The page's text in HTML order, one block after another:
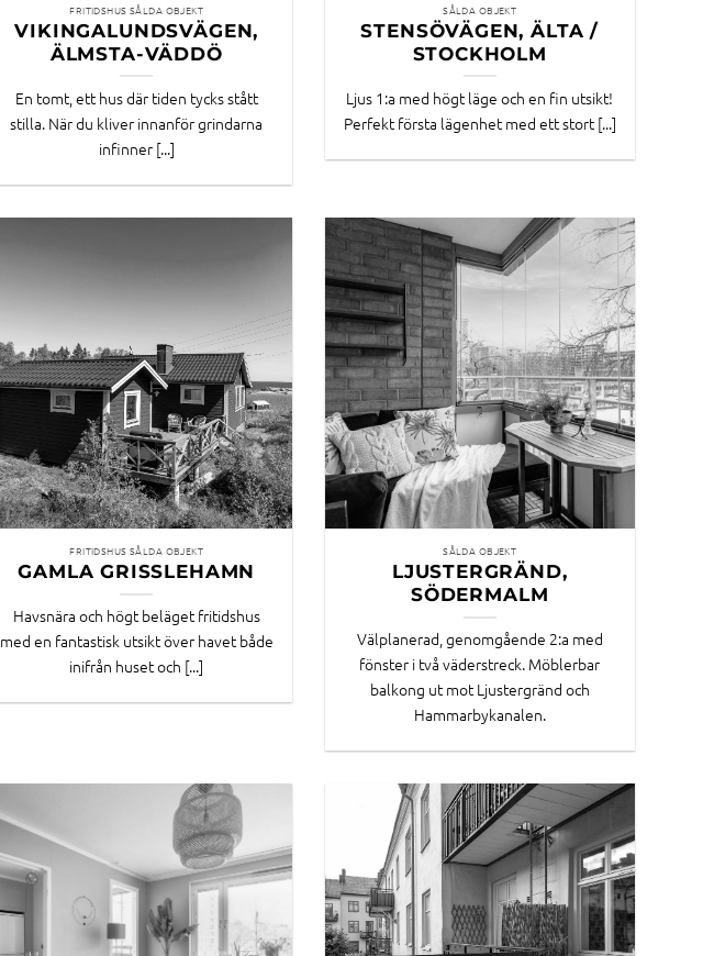
FRITIDSHUS SÅLDA OBJEKT
VIKINGALUNDSVÄGEN,
ÄLMSTA-VÄDDÖ
En tomt, ett hus där tiden tycks stått
stilla. När du kliver innanför grindarna
infinner [...]
SÅLDA OBJEKT
STENSÖVÄGEN, ÄLTA /
STOCKHOLM
Ljus 1:a med högt läge och en fin utsikt!
Perfekt första lägenhet med ett stort [...]
FRITIDSHUS SÅLDA OBJEKT
GAMLA GRISSLEHAMN
Havsnära och högt beläget fritidshus
med en fantastisk utsikt över havet både
inifrån huset och [...]
SÅLDA OBJEKT
LJUSTERGRÄND,
SÖDERMALM
Välplanerad, genomgående 2:a med
fönster i två väderstreck. Möblerbar
balkong ut mot Ljustergränd och
Hammarbykanalen.